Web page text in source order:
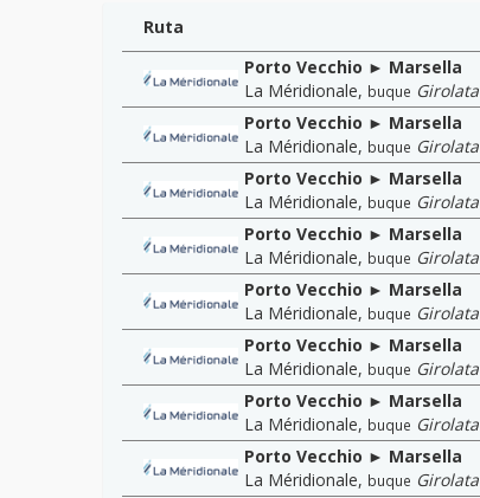
Ruta
Porto Vecchio ► Marsella
La Méridionale, buque Girolata
Porto Vecchio ► Marsella
La Méridionale, buque Girolata
Porto Vecchio ► Marsella
La Méridionale, buque Girolata
Porto Vecchio ► Marsella
La Méridionale, buque Girolata
Porto Vecchio ► Marsella
La Méridionale, buque Girolata
Porto Vecchio ► Marsella
La Méridionale, buque Girolata
Porto Vecchio ► Marsella
La Méridionale, buque Girolata
Porto Vecchio ► Marsella
La Méridionale, buque Girolata